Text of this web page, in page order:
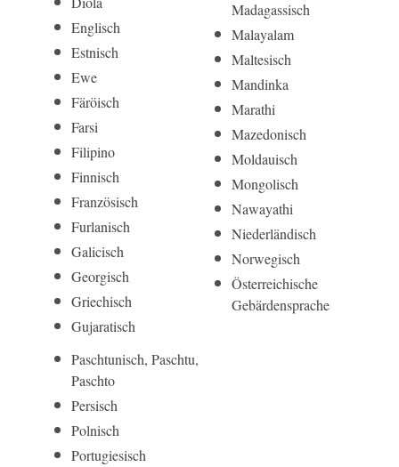
Englisch
Estnisch
Ewe
Färöisch
Farsi
Filipino
Finnisch
Französisch
Furlanisch
Galicisch
Georgisch
Griechisch
Gujaratisch
Madagassisch
Malayalam
Maltesisch
Mandinka
Marathi
Mazedonisch
Moldauisch
Mongolisch
Nawayathi
Niederländisch
Norwegisch
Österreichische
Gebärdensprache
Paschtunisch, Paschtu,
Paschto
Persisch
Polnisch
Portugiesisch